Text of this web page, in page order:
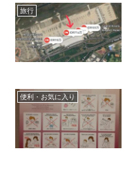
旅行
便利・お気に入り